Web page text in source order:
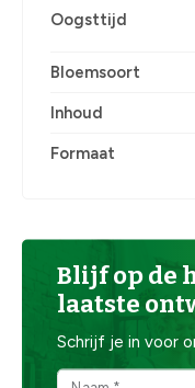
Oogsttijd
Bloemsoort
Inhoud
Formaat
Blijf op de
laatste
Schrijf je in voor